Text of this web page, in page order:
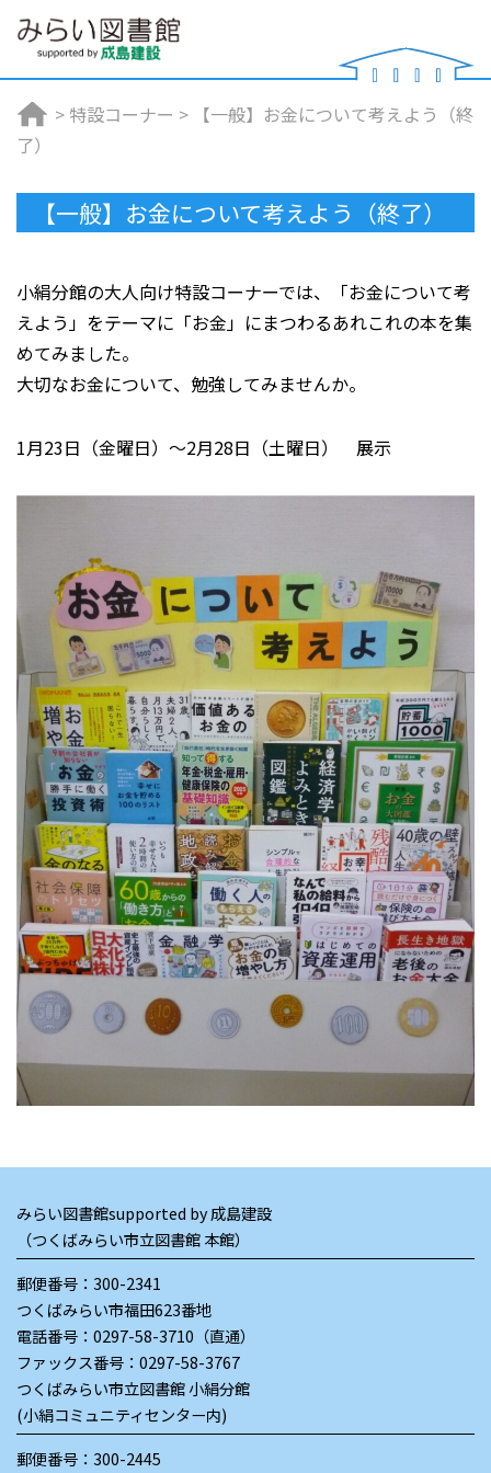
> 特設コーナー > 【一般】お金について考えよう（終
了）
【一般】お金について考えよう（終了）
小絹分館の大人向け特設コーナーでは、「お金について考
えよう」をテーマに「お金」にまつわるあれこれの本を集
めてみました。
大切なお金について、勉強してみませんか。
1月23日（金曜日）～2月28日（土曜日） 展示
みらい図書館supported by 成島建設
（つくばみらい市立図書館 本館）
郵便番号：300-2341
つくばみらい市福田623番地
電話番号： 0297-58-3710（直通）
ファックス番号：0297-58-3767
つくばみらい市立図書館 小絹分館
(小絹コミュニティセンター内)
郵便番号：300-2445